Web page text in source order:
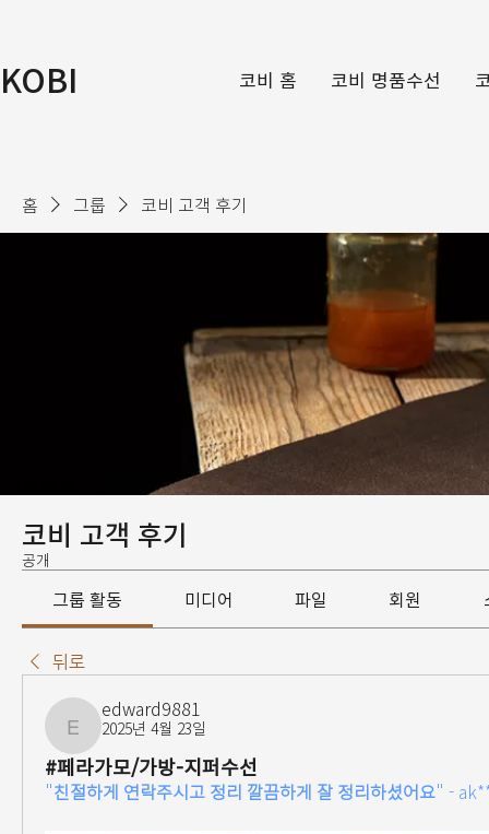
KOBI 코비 홈 코비 명품수선
홈 그룹 코비 고객 후기
코비 고객 후기
공개
그룹 활동 미디어 파일 회원
뒤로
edward9881
edward9881
2025년 4월 23일
#페라가모/가방-지퍼수선
"친절하게 연락주시고 정리 깔끔하게 잘 정리하셨어요" -